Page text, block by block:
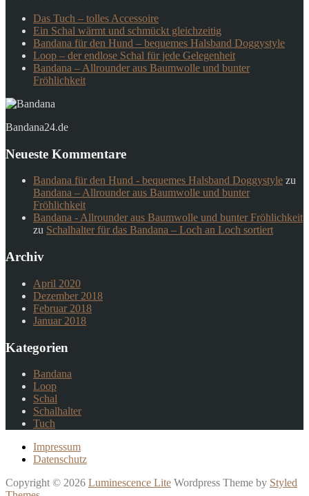
Das Tuch – tolles Accessoire
Ein Schal wärmt und schmückt gleichzeitig
Bandana für den Hund – bequemes Halsband Doggystyle
Loop – der endlose Schal für jede Gelegenheit
Bandana – Allrounder aus Baumwolle und bunter
Fröhlichkeit
Bandana24.de
Neueste Kommentare
Bandana für den Hund - bequemes Halsband Doggystyle zu
Bandana – Allrounder aus Baumwolle und bunter
Fröhlichkeit
Bandana - Allrounder aus Baumwolle und bunter Fröhlichkeit
zu Schalhalter für das Bandana – Loch an Loch sortiert
Archiv
April 2020
Dezember 2018
Februar 2018
Januar 2018
Kategorien
Bandana
Loop
Schal
Schalhalter
Tuch
Impressum
Datenschutz
Copyright © 2026 Luminescence Lite Wordpress Theme by Styled